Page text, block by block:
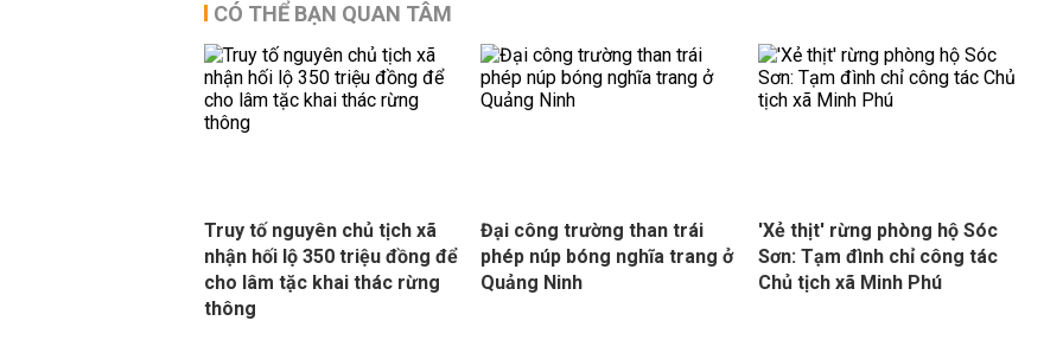
CÓ THỂ BẠN QUAN TÂM
Truy tố nguyên chủ tịch xã
nhận hối lộ 350 triệu đồng để
cho lâm tặc khai thác rừng
thông
Đại công trường than trái
phép núp bóng nghĩa trang ở
Quảng Ninh
'Xẻ thịt' rừng phòng hộ Sóc
Sơn: Tạm đình chỉ công tác
Chủ tịch xã Minh Phú